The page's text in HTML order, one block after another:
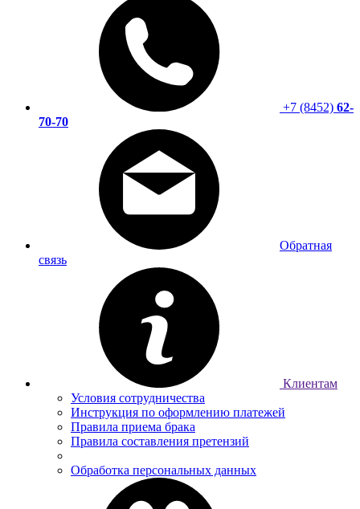
+7 (8452) 62-
70-70
Обратная
связь
Клиентам
Условия сотрудничества
Инструкция по оформлению платежей
Правила приема брака
Правила составления претензий
Обработка персональных данных